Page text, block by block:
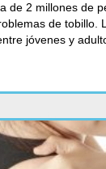
de 2 millones de
de tobillo.
jóvenes y